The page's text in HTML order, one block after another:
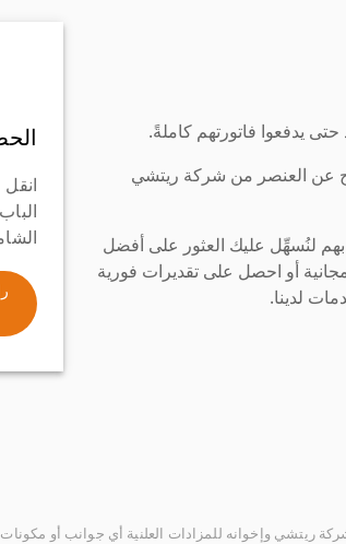
يدفعوا فاتورتهم كاملةً.
عن العنصر من شركة ريتشي
لنُسهِّل عليك العثور على أفضل
أو احصل على تقديرات فورية
لدينا.
ريتشي وإخوانه للمزادات العلنية أي جوانب أو